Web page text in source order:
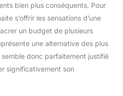
set apporte joie et
qualité dans chaque
cuisine. Idéal pour des
occasions comme les
mariages ou Noël.
bien plus conséquents. Pour
s’offrir les sensations d’une
un budget de plusieurs
une alternative des plus
semble donc parfaitement justifié
significativement son